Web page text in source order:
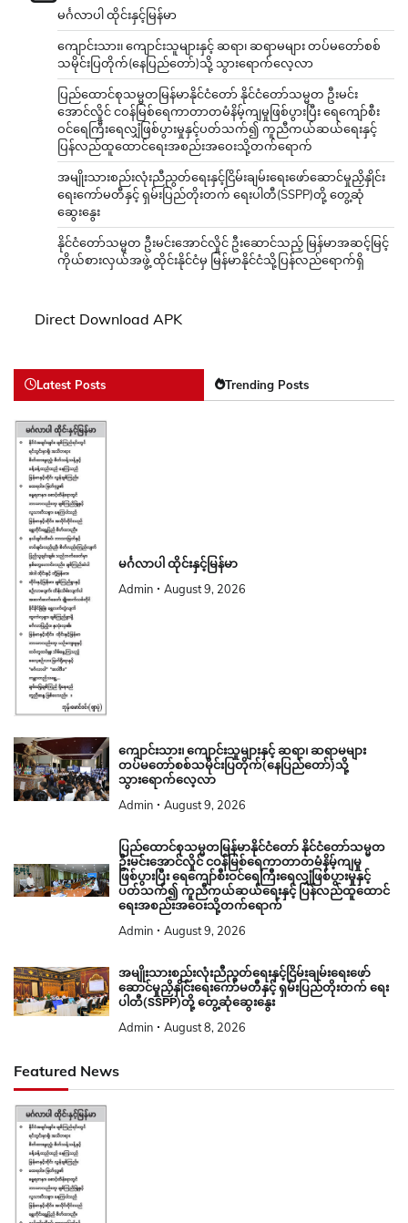
မင်္ဂလာပါ ထိုင်းနှင့်မြန်မာ
ကျောင်းသား၊ ကျောင်းသူများနှင့် ဆရာ၊ ဆရာမများ တပ်မတော်စစ်
သမိုင်းပြတိုက်(နေပြည်တော်)သို့ သွားရောက်လေ့လာ
ပြည်ထောင်စုသမ္မတမြန်မာနိုင်ငံတော် နိုင်ငံတော်သမ္မတ ဦးမင်း
အောင်လှိုင် ငဝန်မြစ်ရေကာတာတမံနိမ့်ကျမှုဖြစ်ပွားပြီး ရေကျော်စီး
ဝင်ရေကြီးရေလျှံဖြစ်ပွားမှုနှင့်ပတ်သက်၍ ကူညီကယ်ဆယ်ရေးနှင့်
ပြန်လည်ထူထောင်ရေးအစည်းအဝေးသို့တက်ရောက်
အမျိုးသားစည်းလုံးညီညွတ်ရေးနှင့်ငြိမ်းချမ်းရေးဖော်ဆောင်မှုညှိနှိုင်း
ရေးကော်မတီနှင့် ရှမ်းပြည်တိုးတက် ရေးပါတီ(SSPP)တို့ တွေ့ဆုံ
ဆွေးနွေး
နိုင်ငံတော်သမ္မတ ဦးမင်းအောင်လှိုင် ဦးဆောင်သည့် မြန်မာအဆင့်မြင့်
ကိုယ်စားလှယ်အဖွဲ့ ထိုင်းနိုင်ငံမှ မြန်မာနိုင်ငံသို့ပြန်လည်ရောက်ရှိ
Direct Download APK
Latest Posts Trending Posts
မင်္ဂလာပါ ထိုင်းနှင့်မြန်မာ
Admin August 9, 2026
ကျောင်းသား၊ ကျောင်းသူများနှင့် ဆရာ၊ ဆရာမများ
တပ်မတော်စစ်သမိုင်းပြတိုက်(နေပြည်တော်)သို့
သွားရောက်လေ့လာ
Admin August 9, 2026
ပြည်ထောင်စုသမ္မတမြန်မာနိုင်ငံတော် နိုင်ငံတော်သမ္မတ
ဦးမင်းအောင်လှိုင် ငဝန်မြစ်ရေကာတာတမံနိမ့်ကျမှု
ဖြစ်ပွားပြီး ရေကျော်စီးဝင်ရေကြီးရေလျှံဖြစ်ပွားမှုနှင့်
ပတ်သက်၍ ကူညီကယ်ဆယ်ရေးနှင့် ပြန်လည်ထူထောင်
ရေးအစည်းအဝေးသို့တက်ရောက်
Admin August 9, 2026
အမျိုးသားစည်းလုံးညီညွတ်ရေးနှင့်ငြိမ်းချမ်းရေးဖော်
ဆောင်မှုညှိနှိုင်းရေးကော်မတီနှင့် ရှမ်းပြည်တိုးတက် ရေး
ပါတီ(SSPP)တို့ တွေ့ဆုံဆွေးနွေး
Admin August 8, 2026
Featured News